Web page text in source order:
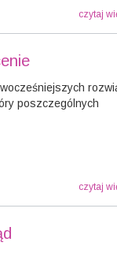
czytaj
poszczególnych
czytaj